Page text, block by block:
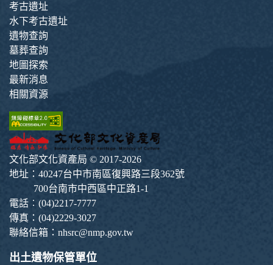
考古遺址
水下考古遺址
遺物查詢
墓葬查詢
地圖探索
最新消息
相關資源
文化部文化資產局 © 2017-2026
地址：40247台中市南區復興路三段362號
700台南市中西區中正路1-1
電話︰(04)2217-7777
傳真：(04)2229-3027
聯絡信箱：nhsrc@nmp.gov.tw
出土遺物保管單位